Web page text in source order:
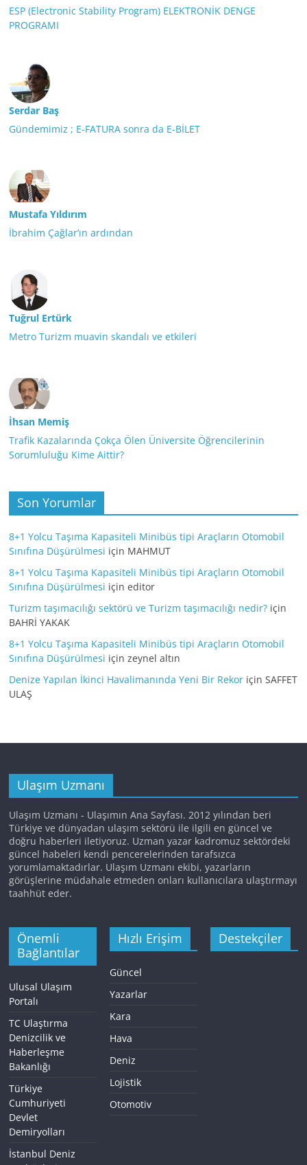
ESP (Electronic Stability Program) ELEKTRONİK DENGE
PROGRAMI
Serdar Baş
Gündemimiz ; E-FATURA sonra da E-BİLET
Mustafa Yıldırım
İbrahim Çağlar’ın ardından
Tuğrul Ertürk
Metro Turizm muavin skandalı ve etkileri
İhsan Memiş
Trafik Kazalarında Çokça Ölen Üniversite Öğrencilerinin
Sorumluluğu Kime Aittir?
Son Yorumlar
8+1 Yolcu Taşıma Kapasiteli Minibüs tipi Araçların Otomobil
Sınıfına Düşürülmesi için MAHMUT
8+1 Yolcu Taşıma Kapasiteli Minibüs tipi Araçların Otomobil
Sınıfına Düşürülmesi içineditor
Turizm taşımacılığı sektörü ve Turizm taşımacılığı nedir? için
BAHRİ YAKAK
8+1 Yolcu Taşıma Kapasiteli Minibüs tipi Araçların Otomobil
Sınıfına Düşürülmesi içinzeynel altın
Denize Yapılan İkinci Havalimanında Yeni Bir Rekor içinSAFFET
ULAŞ
Ulaşım Uzmanı
Ulaşım Uzmanı - Ulaşımın Ana Sayfası. 2012 yılından beri
Türkiye ve dünyadan ulaşım sektörü ile ilgili en güncel ve
doğru haberleri iletiyoruz. Uzman yazar kadromuz sektördeki
güncel habeleri kendi pencerelerinden tarafsızca
yorumlamaktadırlar. Ulaşım Uzmanı ekibi, yazarların
görüşlerine müdahale etmeden onları kullanıcılara ulaştırmayı
taahhüt eder.
Önemli
Bağlantılar
Ulusal Ulaşım
Portalı
TC Ulaştırma
Denizcilik ve
Haberleşme
Bakanlığı
Türkiye
Cumhuriyeti
Devlet
Demiryolları
İstanbul Deniz
Hızlı Erişim
Güncel
Yazarlar
Kara
Hava
Deniz
Lojistik
Otomotiv
Destekçiler